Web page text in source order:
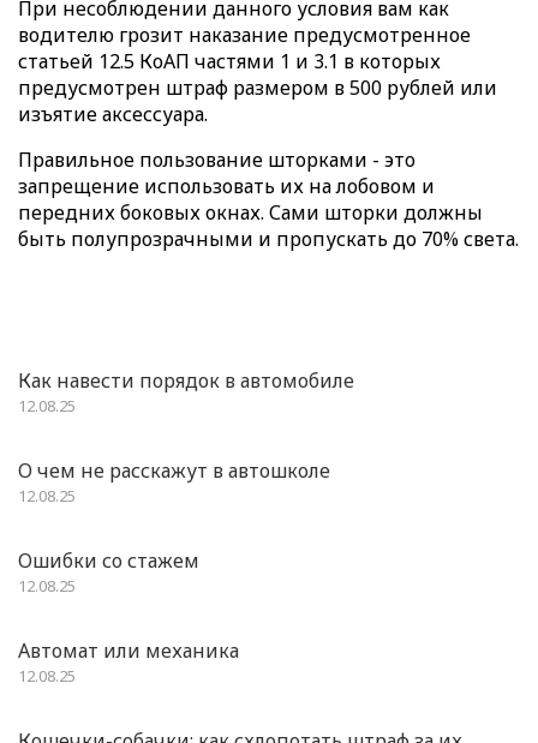
При несоблюдении данного условия вам как
водителю грозит наказание предусмотренное
статьей 12.5 КоАП частями 1 и 3.1 в которых
предусмотрен штраф размером в 500 рублей или
изъятие аксессуара.
Правильное пользование шторками - это
запрещение использовать их на лобовом и
передних боковых окнах. Сами шторки должны
быть полупрозрачными и пропускать до 70% света.
Как навести порядок в автомобиле
12.08.25
О чем не расскажут в автошколе
12.08.25
Ошибки со стажем
12.08.25
Автомат или механика
12.08.25